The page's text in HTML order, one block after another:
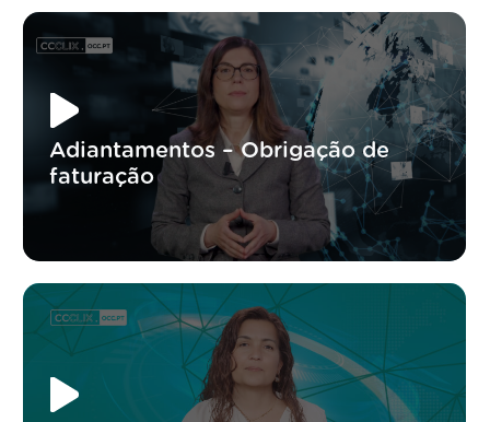
Adiantamentos – Obrigação de
faturação